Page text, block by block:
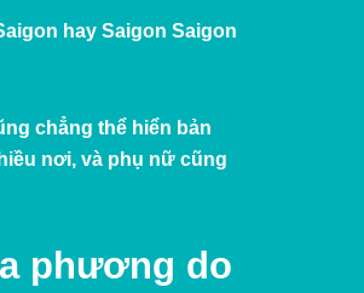
hay Saigon Saigon
chẳng thể hiển bản
nơi, và phụ nữ cũng
phương do